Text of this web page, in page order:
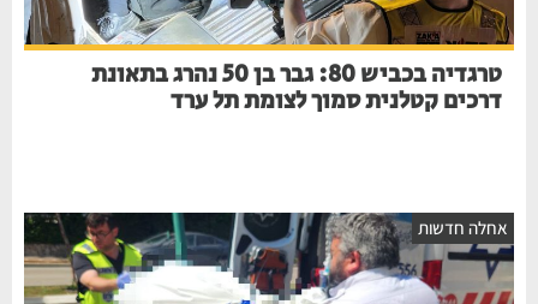
טרגדיה בכביש 80: גבר בן 50 נהרג בתאונת
דרכים קטלנית סמוך לצומת תל ערד
אחלה חדשות